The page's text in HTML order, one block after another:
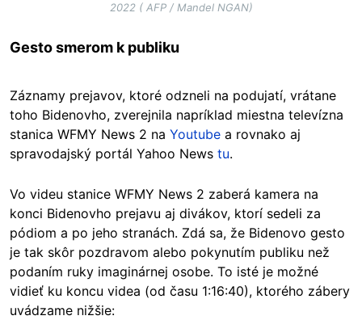
2022 ( AFP / Mandel NGAN)
Gesto smerom k publiku
Záznamy prejavov, ktoré odzneli na podujatí, vrátane
toho Bidenovho, zverejnila napríklad miestna televízna
stanica WFMY News 2 na Youtube a rovnako aj
spravodajský portál Yahoo News tu.
Vo videu stanice WFMY News 2 zaberá kamera na
konci Bidenovho prejavu aj divákov, ktorí sedeli za
pódiom a po jeho stranách. Zdá sa, že Bidenovo gesto
je tak skôr pozdravom alebo pokynutím publiku než
podaním ruky imaginárnej osobe. To isté je možné
vidieť ku koncu videa (od času 1:16:40), ktorého zábery
uvádzame nižšie: